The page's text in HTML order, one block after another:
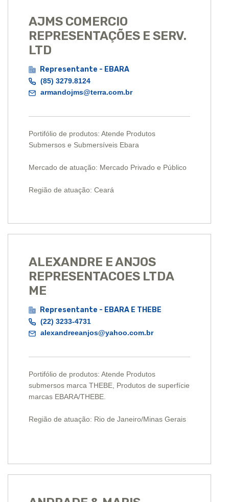
AJMS COMERCIO
REPRESENTAÇÕES E SERV.
LTD
Representante - EBARA
(85) 3279.8124
armandojms@terra.com.br
Portifólio de produtos: Atende Produtos
Submersos e Submersíveis Ebara
Mercado de atuação: Mercado Privado e Público
Região de atuação: Ceará
ALEXANDRE E ANJOS
REPRESENTACOES LTDA
ME
Representante - EBARA E THEBE
(22) 3233-4731
alexandreeanjos@yahoo.com.br
Portifólio de produtos: Atende Produtos
submersos marca THEBE, Produtos de superfície
marcas EBARA/THEBE.
Região de atuação: Rio de Janeiro/Minas Gerais